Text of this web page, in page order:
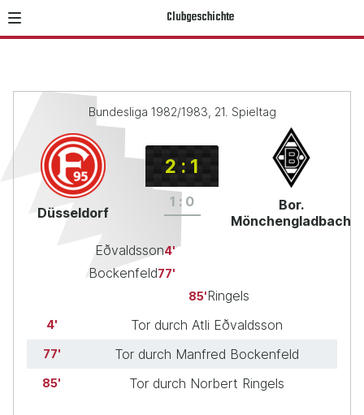
Clubgeschichte
Bundesliga 1982/1983, 21. Spieltag
Düsseldorf
2 : 1
1 : 0
Bor.
Mönchengladbach
Eðvaldsson4
Bockenfeld77
Ringels
85
4 Tor durch Atli Eðvaldsson
77 Tor durch Manfred Bockenfeld
85 Tor durch Norbert Ringels